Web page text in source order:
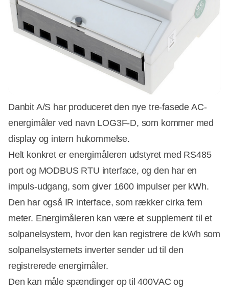
Danbit A/S har produceret den nye tre-fasede AC-
energimåler ved navn LOG3F-D, som kommer med
display og intern hukommelse.
Helt konkret er energimåleren udstyret med RS485
port og MODBUS RTU interface, og den har en
impuls-udgang, som giver 1600 impulser per kWh.
Den har også IR interface, som rækker cirka fem
meter. Energimåleren kan være et supplement til et
solpanelsystem, hvor den kan registrere de kWh som
solpanelsystemets inverter sender ud til den
registrerede energimåler.
Den kan måle spændinger op til 400VAC og